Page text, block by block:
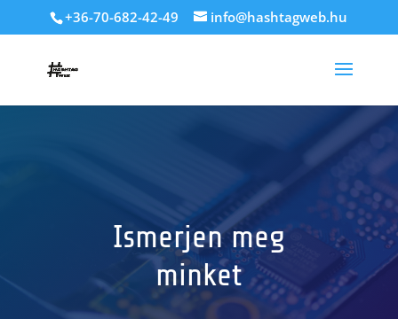
+36-70-682-42-49 info@hashtagweb.hu
Ismerjen meg
minket